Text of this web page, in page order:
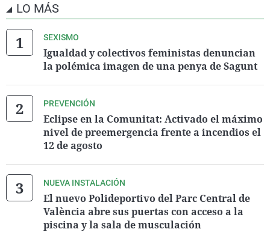
LO MÁS
SEXISMO
Igualdad y colectivos feministas denuncian
la polémica imagen de una penya de Sagunt
PREVENCIÓN
Eclipse en la Comunitat: Activado el máximo
nivel de preemergencia frente a incendios el
12 de agosto
NUEVA INSTALACIÓN
El nuevo Polideportivo del Parc Central de
València abre sus puertas con acceso a la
piscina y la sala de musculación